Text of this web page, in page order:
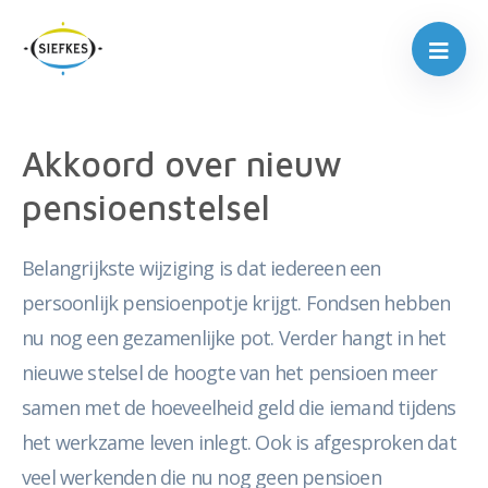
Akkoord over nieuw
pensioenstelsel
Belangrijkste wijziging is dat iedereen een
persoonlijk pensioenpotje krijgt. Fondsen hebben
nu nog een gezamenlijke pot. Verder hangt in het
nieuwe stelsel de hoogte van het pensioen meer
samen met de hoeveelheid geld die iemand tijdens
het werkzame leven inlegt. Ook is afgesproken dat
veel werkenden die nu nog geen pensioen